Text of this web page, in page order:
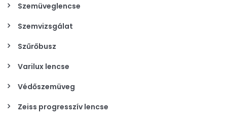
Szemüveglencse
Szemvizsgálat
Szűrőbusz
Varilux lencse
Védőszemüveg
Zeiss progresszív lencse